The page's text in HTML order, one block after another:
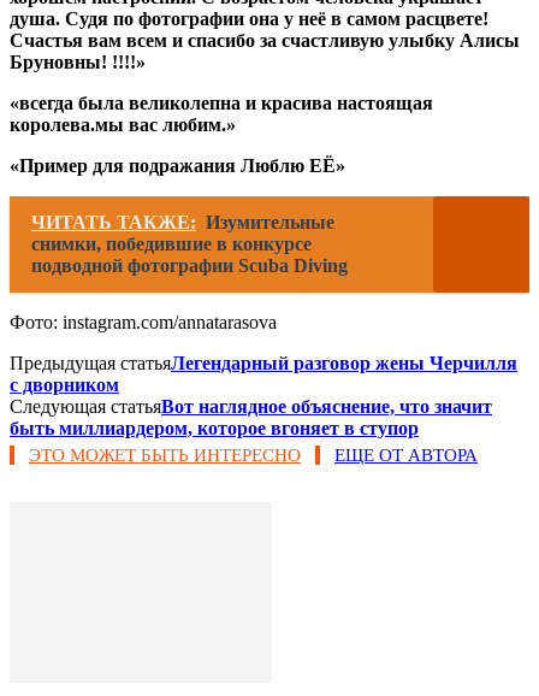
душа. Судя по фотографии она у неё в самом расцвете!
Счастья вам всем и спасибо за счастливую улыбку Алисы
Бруновны! !!!!»
«всегда была великолепна и красива настоящая
королева.мы вас любим.»
«Пример для подражания Люблю ЕЁ»
ЧИТАТЬ ТАКЖЕ: Изумительные
снимки, победившие в конкурсе
подводной фотографии Scuba​ ​Diving​
Фото: instagram.com/annatarasova
Предыдущая статьяЛегендарный разговор жены Черчилля
с дворником
Следующая статьяВот наглядное объяснение, что значит
быть миллиардером, которое вгоняет в ступор
ЭТО МОЖЕТ БЫТЬ ИНТЕРЕСНО ЕЩЕ ОТ АВТОРА